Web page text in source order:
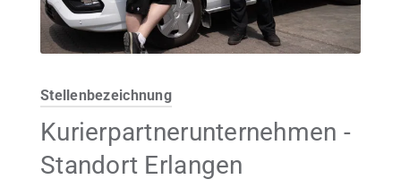
Stellenbezeichnung
Kurierpartnerunternehmen -
Standort Erlangen